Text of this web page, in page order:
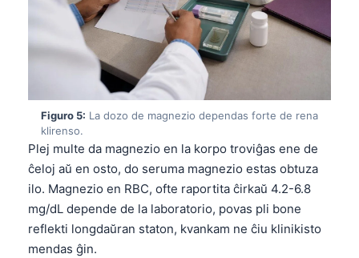
Figuro 5: La dozo de magnezio dependas forte de rena
klirenso.
Plej multe da magnezio en la korpo troviĝas ene de
ĉeloj aŭ en osto, do seruma magnezio estas obtuza
ilo. Magnezio en RBC, ofte raportita ĉirkaŭ 4.2-6.8
mg/dL depende de la laboratorio, povas pli bone
reflekti longdaŭran staton, kvankam ne ĉiu klinikisto
mendas ĝin.